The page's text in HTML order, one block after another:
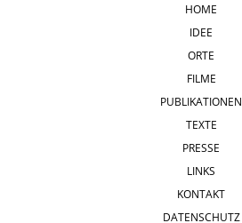
HOME
IDEE
ORTE
FILME
PUBLIKATIONEN
TEXTE
PRESSE
LINKS
KONTAKT
DATENSCHUTZ